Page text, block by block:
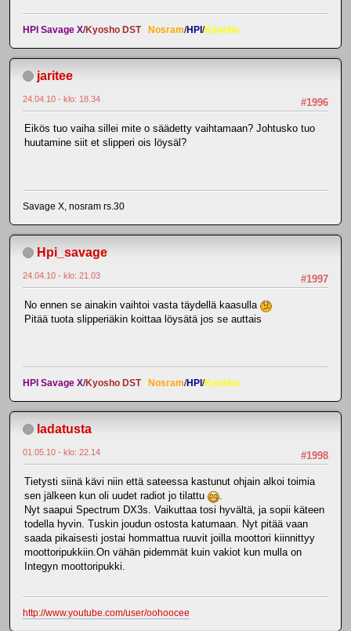
HPI Savage X/Kyosho DST Nosram/HPI/Kyosho
jaritee
#1996
24.04.10 - klo: 18.34
Eikös tuo vaiha sillei mite o säädetty vaihtamaan? Johtusko tuo
huutamine siit et slipperi ois löysäl?
Savage X, nosram rs.30
Hpi_savage
#1997
24.04.10 - klo: 21.03
No ennen se ainakin vaihtoi vasta täydellä kaasulla
Pitää tuota slipperiäkin koittaa löysätä jos se auttais
HPI Savage X/Kyosho DST Nosram/HPI/Kyosho
ladatusta
#1998
01.05.10 - klo: 22.14
Tietysti siinä kävi niin että sateessa kastunut ohjain alkoi toimia
sen jälkeen kun oli uudet radiot jo tilattu
Nyt saapui Spectrum DX3s. Vaikuttaa tosi hyvältä, ja sopii käteen
todella hyvin. Tuskin joudun ostosta katumaan. Nyt pitää vaan
saada pikaisesti jostai hommattua ruuvit joilla moottori kiinnittyy
moottoripukkiin.On vähän pidemmät kuin vakiot kun mulla on
Integyn moottoripukki.
http://www.youtube.com/user/oohoocee